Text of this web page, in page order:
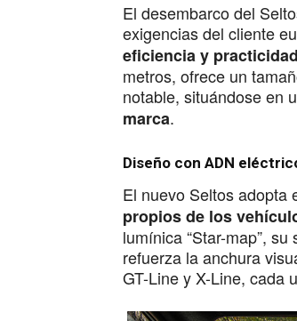
El desembarco del
exigencias del cliente
eficiencia y practicidad
metros, ofrece un
notable, situándose en
marca.
Diseño con ADN
El nuevo Seltos adopta
propios de los
lumínica “Star-map”,
refuerza la anchura
GT-Line y X-Line, cada